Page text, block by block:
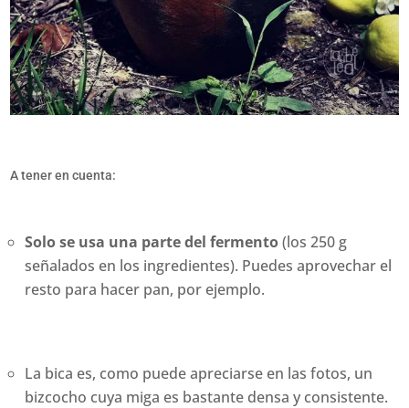
A tener en cuenta:
Solo se usa una parte del fermento(los 250 g
señalados en los ingredientes). Puedes aprovechar el
resto para hacer pan, por ejemplo.
La bica es, como puede apreciarse en las fotos, un
bizcocho cuya miga es bastante densa y consistente.